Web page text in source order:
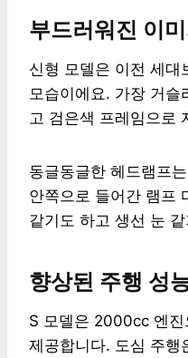
부드러워진 이
신형 모델은 이전 세대
모습이에요. 가장 거슬
고 검은색 프레임으로
동글동글한 헤드램프
안쪽으로 들어간 램프
같기도 하고 생선 눈
향상된 주행 성
S 모델은 2000cc 엔진
제공합니다. 도심 주행